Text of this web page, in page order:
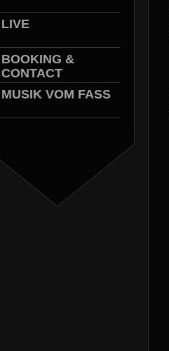
LIVE
BOOKING &
CONTACT
MUSIK VOM FASS